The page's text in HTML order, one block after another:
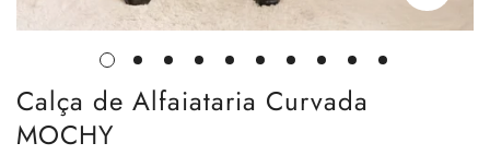
Calça de Alfaiataria Curvada
MOCHY